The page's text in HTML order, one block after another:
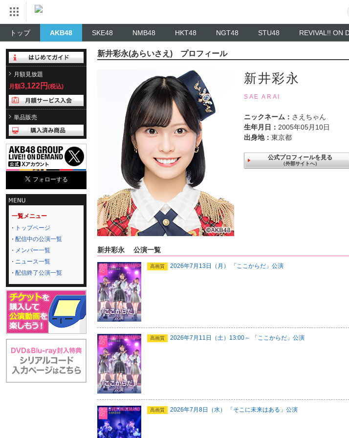
トップ AKB48 SKE48 NMB48 HKT48 NGT48 STU48 REVIVAL!! ON
月額見放題
月額3,122円 (税込)
単品販売
一覧メニュー
トップページ
配信中の公演一覧
メンバー一覧
ニュース一覧
配信終了公演一覧
新井彩永(あらいさえ) プロフィール
新井彩永
SAE ARAI
ニックネーム： さえちゃん
生年月日： 2005年05月10日
出身地： 東京都
公式プロフィールを見る
（外部サイトへ）
新井彩永 公演一覧
高画質 2026年7月13日（月） 「ここからだ」公演
高画質 2026年7月11日（土）13:00～ 「ここからだ」公演
高画質 2026年7月8日（水） 「そこに未来はある」公演